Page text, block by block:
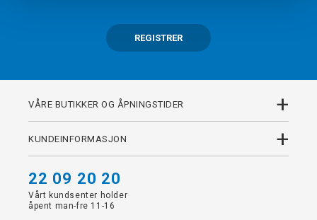
REGISTRER
VÅRE BUTIKKER OG ÅPNINGSTIDER +
KUNDEINFORMASJON +
22 09 20 20
Vårt kundsenter holder
åpent man-fre 11-16